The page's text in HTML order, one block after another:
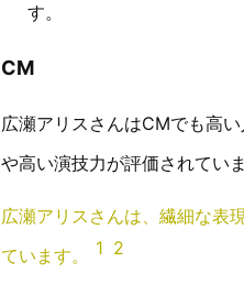
す。
CM
広瀬アリスさんはCMでも高
や高い演技力が評価されていま
広瀬アリスさんは、繊細な表
ています。
1 2